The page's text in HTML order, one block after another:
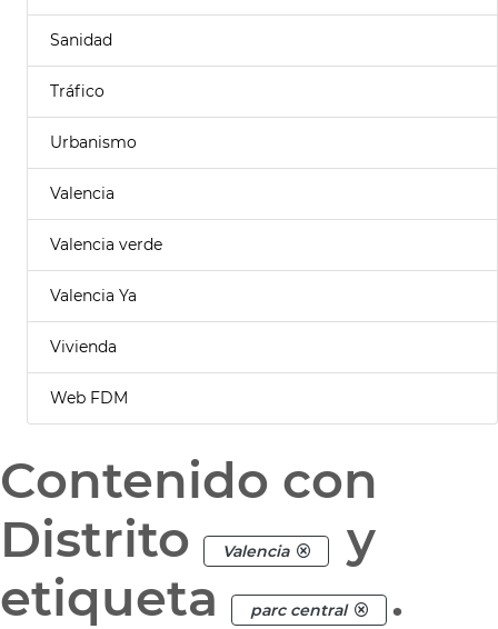
Sanidad
Tráfico
Urbanismo
Valencia
Valencia verde
Valencia Ya
Vivienda
Web FDM
Contenido con
Distrito
Valencia
y
etiqueta
parc central .